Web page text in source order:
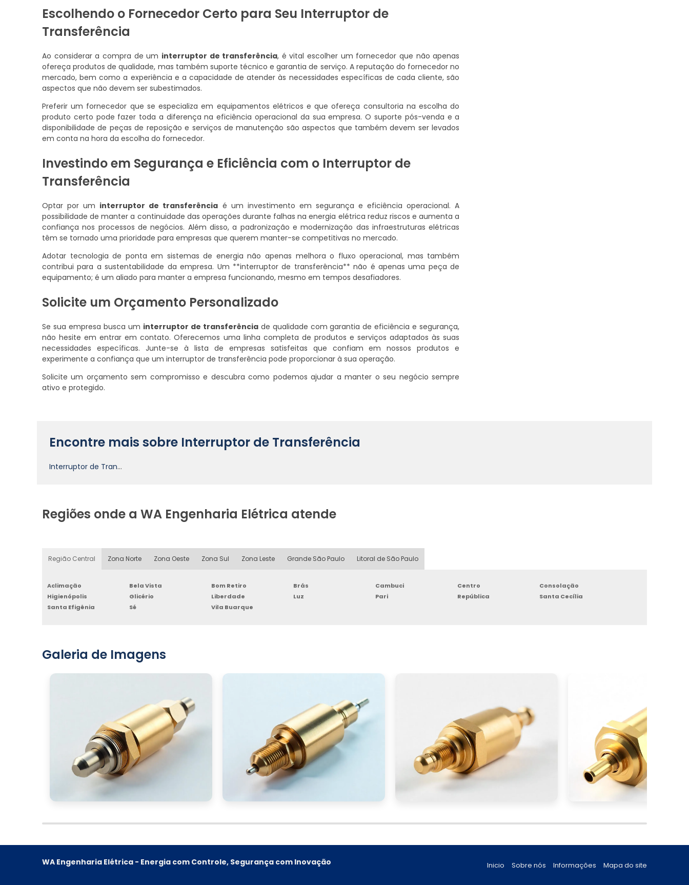
Escolhendo o Fornecedor Certo para Seu Interruptor de
Transferência
Ao considerar a compra de um interruptor de transferência, é vital escolher um fornecedor que não apenas
ofereça produtos de qualidade, mas também suporte técnico e garantia de serviço. A reputação do fornecedor no
mercado, bem como a experiência e a capacidade de atender às necessidades específicas de cada cliente, são
aspectos que não devem ser subestimados.
Preferir um fornecedor que se especializa em equipamentos elétricos e que ofereça consultoria na escolha do
produto certo pode fazer toda a diferença na eficiência operacional da sua empresa. O suporte pós-venda e a
disponibilidade de peças de reposição e serviços de manutenção são aspectos que também devem ser levados
em conta na hora da escolha do fornecedor.
Investindo em Segurança e Eficiência com o Interruptor de
Transferência
Optar por um interruptor de transferência é um investimento em segurança e eficiência operacional. A
possibilidade de manter a continuidade das operações durante falhas na energia elétrica reduz riscos e aumenta a
confiança nos processos de negócios. Além disso, a padronização e modernização das infraestruturas elétricas
têm se tornado uma prioridade para empresas que querem manter-se competitivas no mercado.
Adotar tecnologia de ponta em sistemas de energia não apenas melhora o fluxo operacional, mas também
contribui para a sustentabilidade da empresa. Um **interruptor de transferência** não é apenas uma peça de
equipamento; é um aliado para manter a empresa funcionando, mesmo em tempos desafiadores.
Solicite um Orçamento Personalizado
Se sua empresa busca um interruptor de transferênciade qualidade com garantia de eficiência e segurança,
não hesite em entrar em contato. Oferecemos uma linha completa de produtos e serviços adaptados às suas
necessidades específicas. Junte-se à lista de empresas satisfeitas que confiam em nossos produtos e
experimente a confiança que um interruptor de transferência pode proporcionar à sua operação.
Solicite um orçamento sem compromisso e descubra como podemos ajudar a manter o seu negócio sempre
ativo e protegido.
Encontre mais sobre Interruptor de Transferência
Interruptor de Transferência
Regiões onde a WA Engenharia Elétrica atende
Região Central Zona Norte Zona Oeste Zona Sul Zona Leste Grande São Paulo Litoral de São Paulo
Aclimação Bela Vista Bom Retiro Brás Cambuci Centro
Consolação
Higienópolis
Glicério Liberdade Luz Pari República
Santa Cecília
Santa Efigênia
Sé Vila Buarque
Galeria de Imagens
WA Engenharia Elétrica - Energia com Controle, Segurança com Inovação Inicio Sobre nós Informações Mapa do site